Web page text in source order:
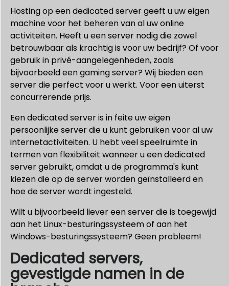
Hosting op een dedicated server geeft u uw eigen
machine voor het beheren van al uw online
activiteiten. Heeft u een server nodig die zowel
betrouwbaar als krachtig is voor uw bedrijf? Of voor
gebruik in privé-aangelegenheden, zoals
bijvoorbeeld een gaming server? Wij bieden een
server die perfect voor u werkt. Voor een uiterst
concurrerende prijs.
Een dedicated server is in feite uw eigen
persoonlijke server die u kunt gebruiken voor al uw
internetactiviteiten. U hebt veel speelruimte in
termen van flexibiliteit wanneer u een dedicated
server gebruikt, omdat u de programma's kunt
kiezen die op de server worden geïnstalleerd en
hoe de server wordt ingesteld.
Wilt u bijvoorbeeld liever een server die is toegewijd
aan het Linux-besturingssysteem of aan het
Windows-besturingssysteem? Geen probleem!
Dedicated servers,
gevestigde namen in de